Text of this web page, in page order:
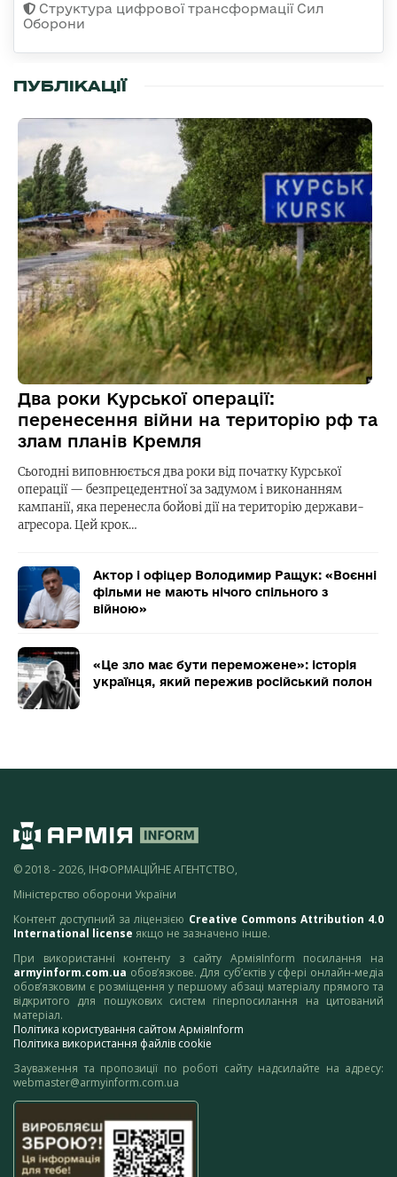
Структура цифрової трансформації Сил
Оборони
ПУБЛІКАЦІЇ
Два роки Курської операції:
перенесення війни на територію рф та
злам планів Кремля
Сьогодні виповнюється два роки від початку Курської
операції — безпрецедентної за задумом і виконанням
кампанії, яка перенесла бойові дії на територію держави-
агресора. Цей крок…
Актор і офіцер Володимир Ращук: «Воєнні
фільми не мають нічого спільного з
війною»
«Це зло має бути переможене»: історія
українця, який пережив російський полон
© 2018 - 2026, ІНФОРМАЦІЙНЕ АГЕНТСТВО,
Міністерство оборони України
Контент доступний за ліцензією Creative Commons Attribution 4.0
International license якщо не зазначено інше.
При використанні контенту з сайту АрміяInform посилання на
armyinform.com.ua обов’язкове. Для суб’єктів у сфері онлайн-медіа
обов’язковим є розміщення у першому абзаці матеріалу прямого та
відкритого для пошукових систем гіперпосилання на цитований
матеріал.
Політика користування сайтом АрміяInform
Політика використання файлів cookie
Зауваження та пропозиції по роботі сайту надсилайте на адресу:
webmaster@armyinform.com.ua